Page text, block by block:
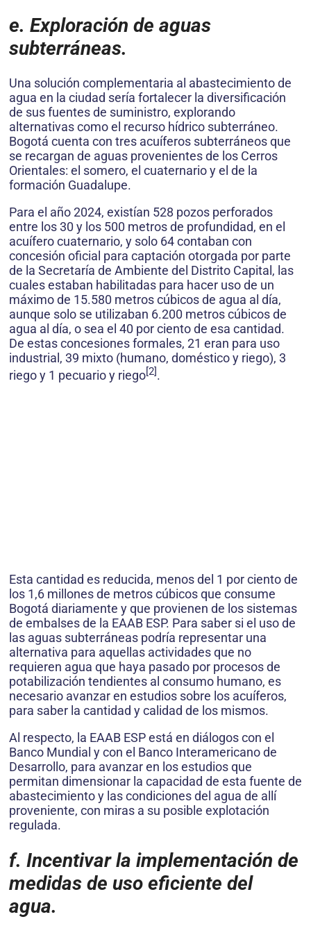
e. Exploración de aguas
subterráneas.
Una solución complementaria al abastecimiento de
agua en la ciudad sería fortalecer la diversificación
de sus fuentes de suministro, explorando
alternativas como el recurso hídrico subterráneo.
Bogotá cuenta con tres acuíferos subterráneos que
se recargan de aguas provenientes de los Cerros
Orientales: el somero, el cuaternario y el de la
formación Guadalupe.
Para el año 2024, existían 528 pozos perforados
entre los 30 y los 500 metros de profundidad, en el
acuífero cuaternario, y solo 64 contaban con
concesión oficial para captación otorgada por parte
de la Secretaría de Ambiente del Distrito Capital, las
cuales estaban habilitadas para hacer uso de un
máximo de 15.580 metros cúbicos de agua al día,
aunque solo se utilizaban 6.200 metros cúbicos de
agua al día, o sea el 40 por ciento de esa cantidad.
De estas concesiones formales, 21 eran para uso
industrial, 39 mixto (humano, doméstico y riego), 3
riego y 1 pecuario y riego[2].
Esta cantidad es reducida, menos del 1 por ciento de
los 1,6 millones de metros cúbicos que consume
Bogotá diariamente y que provienen de los sistemas
de embalses de la EAAB ESP. Para saber si el uso de
las aguas subterráneas podría representar una
alternativa para aquellas actividades que no
requieren agua que haya pasado por procesos de
potabilización tendientes al consumo humano, es
necesario avanzar en estudios sobre los acuíferos,
para saber la cantidad y calidad de los mismos.
Al respecto, la EAAB ESP está en diálogos con el
Banco Mundial y con el Banco Interamericano de
Desarrollo, para avanzar en los estudios que
permitan dimensionar la capacidad de esta fuente de
abastecimiento y las condiciones del agua de allí
proveniente, con miras a su posible explotación
regulada.
f. Incentivar la implementación de
medidas de uso eficiente del
agua.